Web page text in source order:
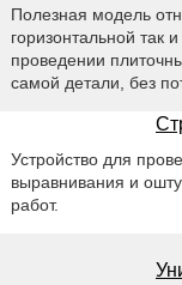
Полезная модель
горизонтальной так
проведении
самой детали, без
Устройство для
выравнивания и
работ.